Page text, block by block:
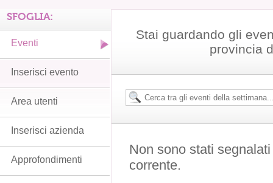
Stai guardando gli
provincia
Non sono stati
corrente.
SFOGLIA:
Eventi
Inserisci evento
Area utenti
Inserisci azienda
Approfondimenti